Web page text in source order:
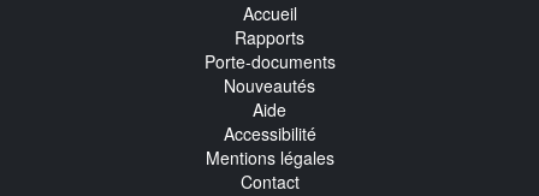
Accueil
Rapports
Porte-documents
Nouveautés
Aide
Accessibilité
Mentions légales
Contact